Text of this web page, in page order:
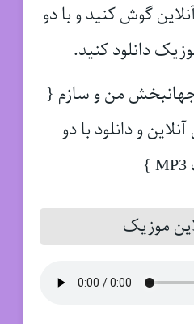
گوش کنید و با دو
دانلود کنید.
موزیک